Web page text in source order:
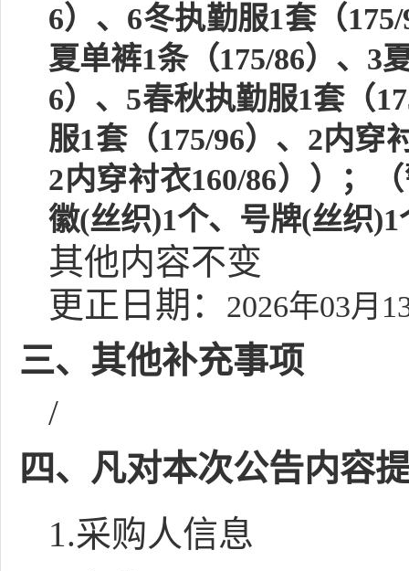
6）、 6冬执勤服1套（
夏单裤1条（175/86）、 3
6）、 5春秋执勤服1套（
服1套（175/96）、 2内穿
2内穿衬衣160/86））；
徽(丝织)1个、号牌(丝织)1
其他内容不变
更正日期：
2026年03月
三、其他补充事项
/
四、凡对本次公告内容
1.采购人信息